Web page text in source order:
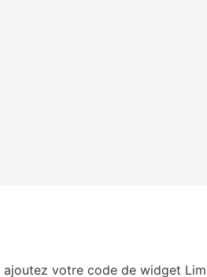
votre code de widget